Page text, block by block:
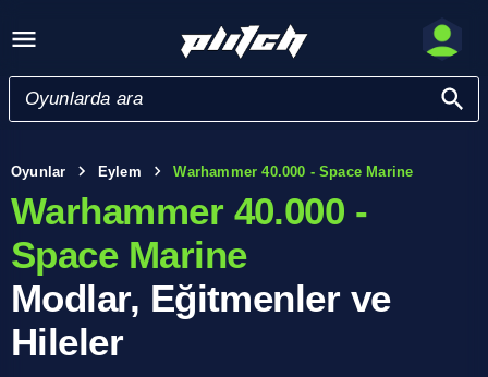
Oyunlar Eylem Warhammer 40.000 - Space Marine
Warhammer 40.000 -
Space Marine
Modlar, Eğitmenler ve
Hileler